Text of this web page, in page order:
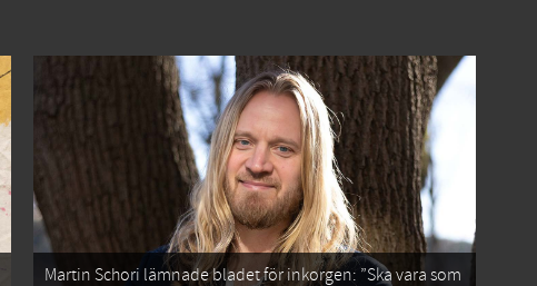
Martin Schori lämnade bladet för inkorgen: ”Ska vara som